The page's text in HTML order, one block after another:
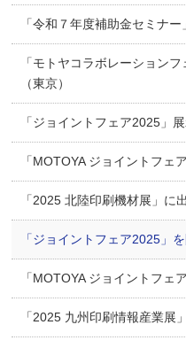
「令和７年度補助金セミナ
「モトヤコラボレーション
（東京）
「ジョイントフェア2025」
「MOTOYA ジョイントフェ
「2025 北陸印刷機材展」に
「ジョイントフェア2025」
「MOTOYA ジョイントフェ
「2025 九州印刷情報産業展